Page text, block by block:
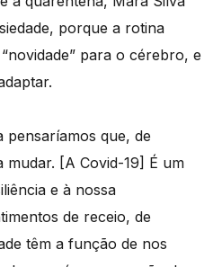
porque a rotina
para o cérebro, e
pensaríamos que, de
mudar. [A Covid-19] É um
e à nossa
de receio, de
têm a função de nos